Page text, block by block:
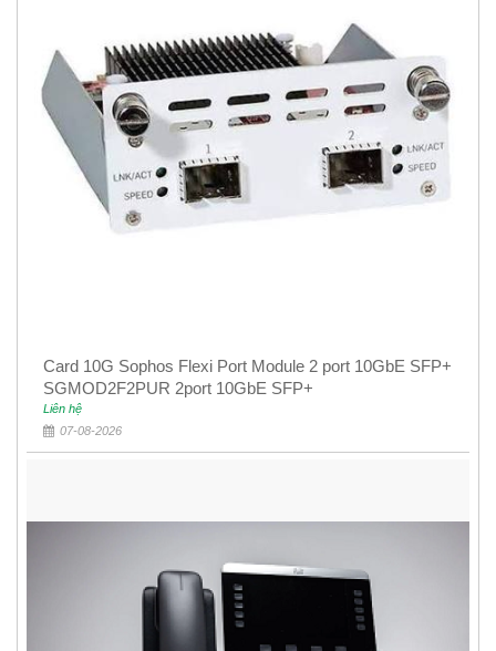
Card 10G Sophos Flexi Port Module 2 port 10GbE SFP+
SGMOD2F2PUR 2port 10GbE SFP+
Liên hệ
07-08-2026